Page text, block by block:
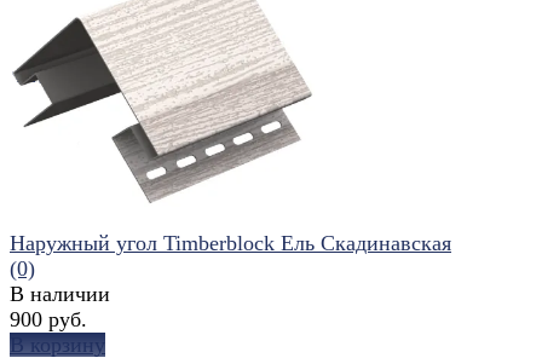
избранное сравнить
Наружный угол Timberblock Ель Скадинавская
(0)
В наличии
900 руб.
В корзину